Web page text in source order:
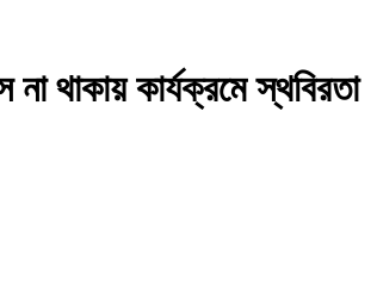
না থাকায় কার্যক্রমে স্থবিরতা